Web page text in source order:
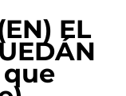
EL